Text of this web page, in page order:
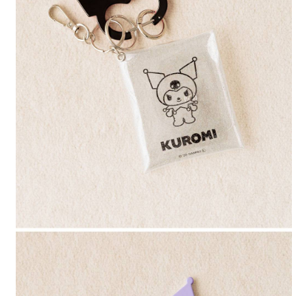
請求用戶進行身份認證。
５．嚴禁一人註冊多個帳號或使用他人資訊註冊。若發現惡意使用之情形，
恩沛科技股份有限公司將有權停止該用戶之使用額度並採取法律行動。